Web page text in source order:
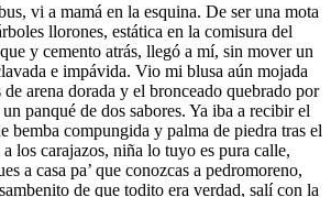
vi a mamá en la esquina. De ser una mota
llorones, estática en la comisura del
y cemento atrás, llegó a mí, sin mover un
e impávida. Vio mi blusa aún mojada
arena dorada y el bronceado quebrado por
panqué de dos sabores. Ya iba a recibir el
bemba compungida y palma de piedra tras el
los carajazos, niña lo tuyo es pura calle,
a casa pa’ que conozcas a pedromoreno,
de que todito era verdad, salí con la